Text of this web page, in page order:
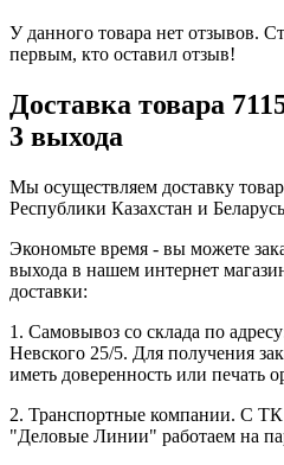
У данного товара нет отзывов.
первым, кто оставил отзыв!
Доставка товара
3 выхода
Мы осуществляем доставку
Республики Казахстан и
Экономьте время - вы можете
выхода в нашем интернет
доставки:
1. Самовывоз со склада по
Невского 25/5. Для получения
иметь доверенность или печать
2. Транспортные компании. С
"Деловые Линии" работаем на